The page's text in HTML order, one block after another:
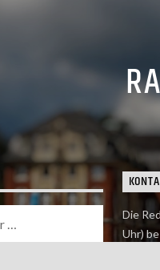
Die
Uhr)